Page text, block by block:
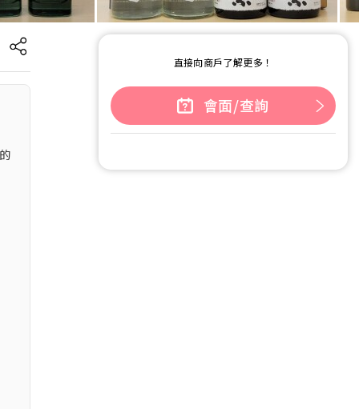
直接向商戶了解更多！
會面/查詢